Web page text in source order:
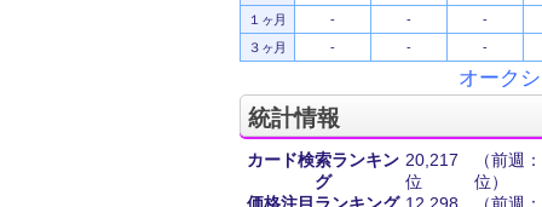
１ヶ月
- -
-
３ヶ月
- - -
オーク
統計情報
カード検索ランキン
グ
20,217
位
（前週
位）